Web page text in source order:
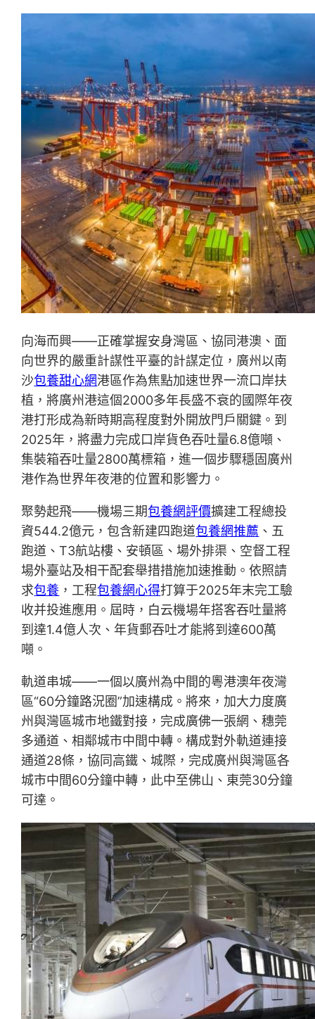
向海而興——正確掌握安身灣區、協同港澳、面
向世界的嚴重計謀性平臺的計謀定位，廣州以南
沙包養甜心網港區作為焦點加速世界一流口岸扶
植，將廣州港這個2000多年長盛不衰的國際年夜
港打形成為新時期高程度對外開放門戶關鍵。到
2025年，將盡力完成口岸貨色吞吐量6.8億噸、
集裝箱吞吐量2800萬標箱，進一個步驟穩固廣州
港作為世界年夜港的位置和影響力。
聚勢起飛——機場三期包養網評價擴建工程總投
資544.2億元，包含新建四跑道包養網推薦 、五
跑道、T3航站樓、安頓區、場外排渠、空督工程
場外臺站及相干配套舉措措施加速推動。依照請
求包養 ，工程包養網心得打算于2025年末完工驗
收并投進應用。屆時，白云機場年搭客吞吐量將
到達1.4億人次、年貨郵吞吐才能將到達600萬
噸。
軌道串城——一個以廣州為中間的粵港澳年夜灣
區“60分鐘路況圈”加速構成。將來，加大力度廣
州與灣區城市地鐵對接，完成廣佛一張網、穗莞
多通道、相鄰城市中間中轉。構成對外軌道連接
通道28條，協同高鐵、城際，完成廣州與灣區各
城市中間60分鐘中轉，此中至佛山、東莞30分鐘
可達。